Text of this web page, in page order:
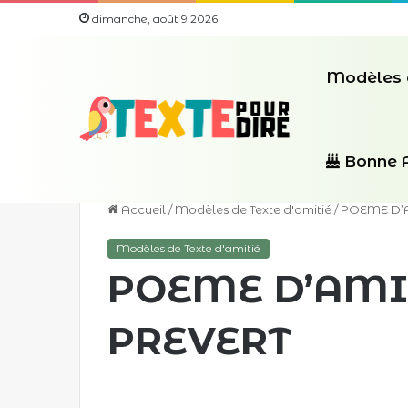
dimanche, août 9 2026
Modèles
Bonne
Accueil / Modèles de Texte d'amitié/ POEME
Modèles de Texte d'amitié
POEME
PREVERT